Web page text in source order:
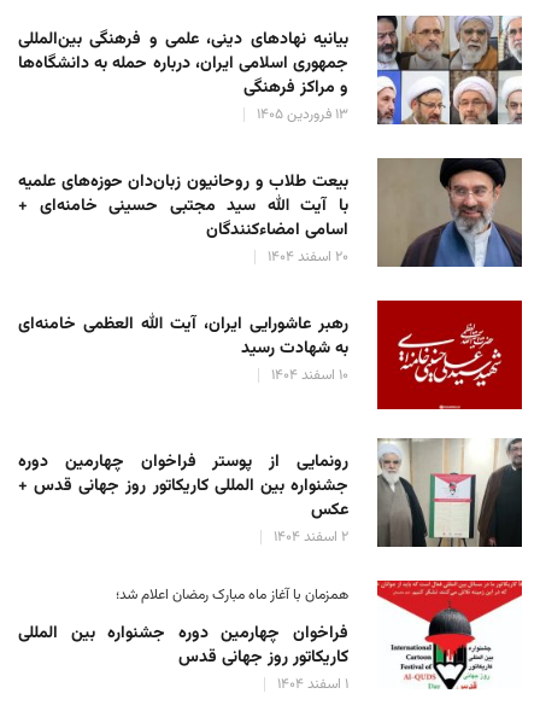
بیانیه نهادهای دینی، علمی و فرهنگی بین‌المللی
جمهوری اسلامی ایران، درباره حمله به دانشگاه‌ها
و مراکز فرهنگی
۱۳ فروردین ۱۴۰۵
بیعت طلاب و روحانیون زبان‌دان حوزه‌های علمیه
با آیت الله سید مجتبی حسینی خامنه‌ای +
اسامی امضاءکنندگان
۲۰ اسفند ۱۴۰۴
رهبر عاشورایی ایران، آیت الله العظمی خامنه‌ای
به شهادت رسید
۱۰ اسفند ۱۴۰۴
رونمایی از پوستر فراخوان چهارمین دوره
جشنواره بین المللی کاریکاتور روز جهانی قدس +
عکس
۲ اسفند ۱۴۰۴
همزمان با آغاز ماه مبارک رمضان اعلام شد؛
فراخوان چهارمین دوره جشنواره بین المللی
کاریکاتور روز جهانی قدس
۱ اسفند ۱۴۰۴